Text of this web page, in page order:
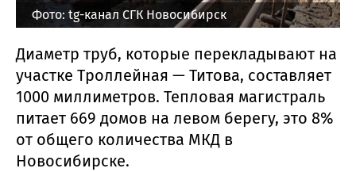
Фото: tg-канал СГК Новосибирск
Диаметр труб, которые перекладывают на
участке Троллейная — Титова, составляет
1000 миллиметров. Тепловая магистраль
питает 669 домов на левом берегу, это 8%
от общего количества МКД в
Новосибирске.